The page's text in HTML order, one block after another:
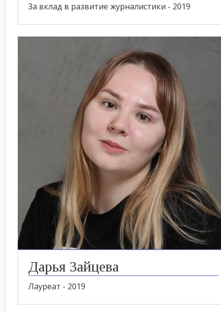
За вклад в развитие журналистики - 2019
Дарья Зайцева
Лауреат - 2019